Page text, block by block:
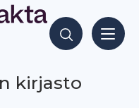
Hae sisältöjä
kirjasto